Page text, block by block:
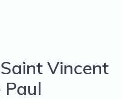
Vincent
Paul